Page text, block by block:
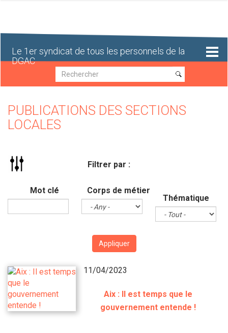
Le 1er syndicat de tous les personnels de la
DGAC
Recherche
Recherche
PUBLICATIONS DES SECTIONS
LOCALES
Filtrer par :
Mot clé Corps de métier
Thématique
Appliquer
11/04/2023
Aix : Il est temps que le
gouvernement entende !